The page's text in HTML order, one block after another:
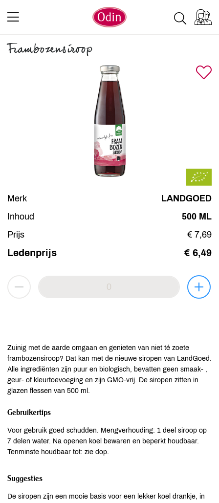
Frambozensiroop
Merk
LANDGOED
Inhoud
500 ML
Prijs
€ 7,69
Ledenprijs € 6,49
Zuinig met de aarde omgaan en genieten van niet té zoete
frambozensiroop? Dat kan met de nieuwe siropen van LandGoed.
Alle ingrediënten zijn puur en biologisch, bevatten geen smaak- ,
geur- of kleurtoevoeging en zijn GMO-vrij. De siropen zitten in
glazen flessen van 500 ml.
Gebruikertips
Voor gebruik goed schudden. Mengverhouding: 1 deel siroop op
7 delen water. Na openen koel bewaren en beperkt houdbaar.
Tenminste houdbaar tot: zie dop.
Suggesties
De siropen zijn een mooie basis voor een lekker koel drankje, in